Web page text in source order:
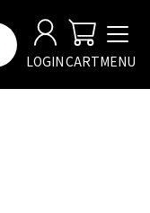
LOGINCARTMENU